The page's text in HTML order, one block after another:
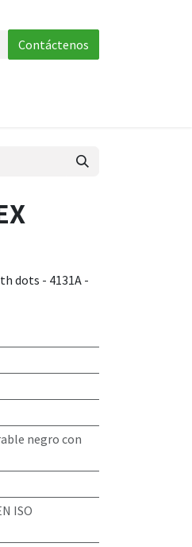
Contáctenos
dots - 4131A -
negro con
ISO